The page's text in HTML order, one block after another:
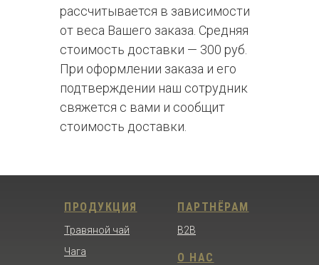
рассчитывается в зависимости
от веса Вашего заказа. Средняя
стоимость доставки — 300 руб.
При оформлении заказа и его
подтверждении наш сотрудник
свяжется с вами и сообщит
стоимость доставки.
ПРОДУКЦИЯ ПАРТНЁРАМ
О НАС
B2B
Травяной чай
Чага